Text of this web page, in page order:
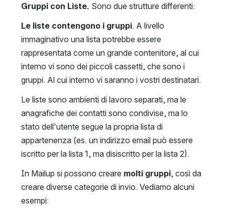
Gruppi con Liste. Sono due strutture differenti:
Le liste contengono i gruppi. A livello
immaginativo una lista potrebbe essere
rappresentata come un grande contenitore, al cui
interno vi sono dei piccoli cassetti, che sono i
gruppi. Al cui interno vi saranno i vostri destinatari.
Le liste sono ambienti di lavoro separati, ma le
anagrafiche dei contatti sono condivise, ma lo
stato dell'utente segue la propria lista di
appartenenza (es. un indirizzo email può essere
iscritto per la lista 1, ma disiscritto per la lista 2).
In Mailup si possono creare molti gruppi, così da
creare diverse categorie di invio. Vediamo alcuni
esempi: